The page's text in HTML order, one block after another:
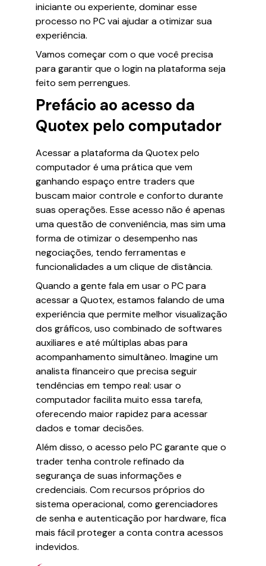
iniciante ou experiente, dominar esse
processo no PC vai ajudar a otimizar sua
experiência.
Vamos começar com o que você precisa
para garantir que o login na plataforma seja
feito sem perrengues.
Prefácio ao acesso da
Quotex pelo computador
Acessar a plataforma da Quotex pelo
computador é uma prática que vem
ganhando espaço entre traders que
buscam maior controle e conforto durante
suas operações. Esse acesso não é apenas
uma questão de conveniência, mas sim uma
forma de otimizar o desempenho nas
negociações, tendo ferramentas e
funcionalidades a um clique de distância.
Quando a gente fala em usar o PC para
acessar a Quotex, estamos falando de uma
experiência que permite melhor visualização
dos gráficos, uso combinado de softwares
auxiliares e até múltiplas abas para
acompanhamento simultâneo. Imagine um
analista financeiro que precisa seguir
tendências em tempo real: usar o
computador facilita muito essa tarefa,
oferecendo maior rapidez para acessar
dados e tomar decisões.
Além disso, o acesso pelo PC garante que o
trader tenha controle refinado da
segurança de suas informações e
credenciais. Com recursos próprios do
sistema operacional, como gerenciadores
de senha e autenticação por hardware, fica
mais fácil proteger a conta contra acessos
indevidos.